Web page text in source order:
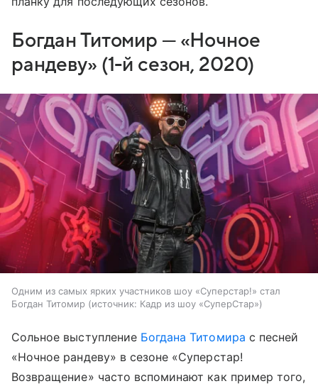
Богдан Титомир — «Ночное
рандеву» (1-й сезон, 2020)
Одним из самых ярких участников шоу «Суперстар!» стал
Богдан Титомир
источник: Кадр из шоу «СуперСтар»
Сольное выступление Богдана Титомира с песней
«Ночное рандеву» в сезоне «Суперстар!
Возвращение» часто вспоминают как пример того,